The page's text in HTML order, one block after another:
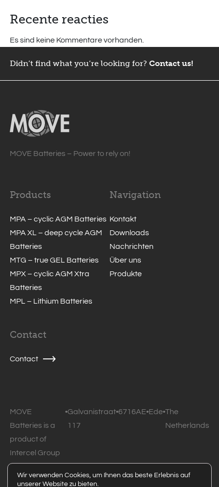
Recente reacties
Es sind keine Kommentare vorhanden.
Didn’t find what you’re looking for? Contact us!
MOVE Batteries – Power to rely on!
Products
MPA – cyclic AGM Batteries
MPA XL – deep cycle AGM
Batteries
MTG – true GEL Batteries
MPX – cyclic AGM Xtra
Batteries
MPL – Lithium Batteries
Navigation
Kontakt
Downloads
Nachrichten
Über uns
Produkte
Contact
Contact
MOVE
Batteries is a
product of
Intercel Group
B.V.
•Galvanistraat
117
•6716AE•Ede•The
Netherlands
Wir verwenden Cookies, um Ihnen das beste Erlebnis auf
unserer Website zu bieten.